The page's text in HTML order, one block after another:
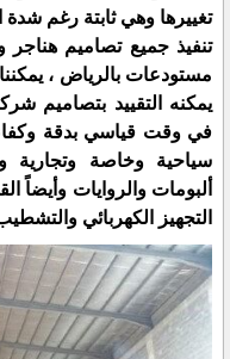
تغييرها وهي ثابتة رغم شدة
تنفيذ جميع تصاميم
مستودعات بالرياض ، يمكننا
يمكنه التقييد بتصاميم
في وقت قياسي بدقة
سياحية وخاصة وتجارية
ألبومات والروايات وأيضاً
التجهيز الكهربائي